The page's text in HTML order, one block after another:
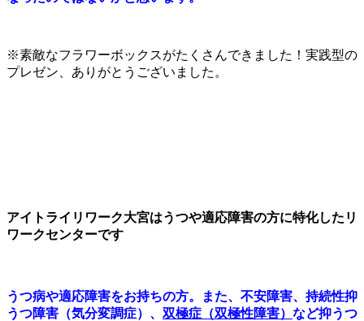
※素敵なフラワーボックスがたくさんできました！実践型の
プレゼン、ありがとうございました。
アイトライリワーク大宮はうつや適応障害の方に特化したリ
ワークセンターです
うつ病や適応障害をお持ちの方。また、不安障害、持続性抑
うつ障害（気分変調症）、 双極症（双極性障害） など抑うつ